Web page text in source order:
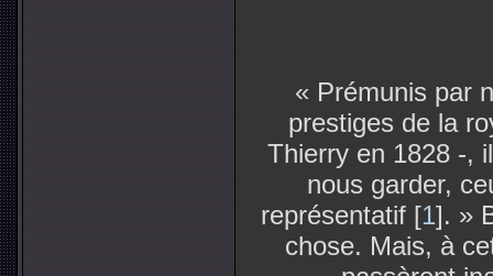
« Prémunis par
prestiges de la
Thierry en 1828 -,
nous garder,
représentatif [1]. »
chose. Mais, à